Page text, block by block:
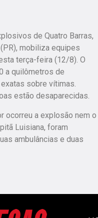
de Quatro Barras,
mobiliza equipes
terça-feira (12/8). O
a quilômetros de
sobre vítimas.
estão desaparecidas.
ocorreu a explosão nem o
Luisiana, foram
ambulâncias e duas